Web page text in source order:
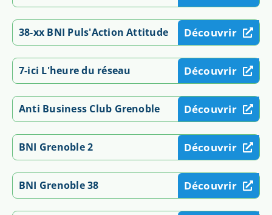
38-xx BNI Puls'Action Attitude Découvrir
7-ici L'heure du réseau Découvrir
Anti Business Club Grenoble Découvrir
BNI Grenoble 2 Découvrir
BNI Grenoble 38 Découvrir